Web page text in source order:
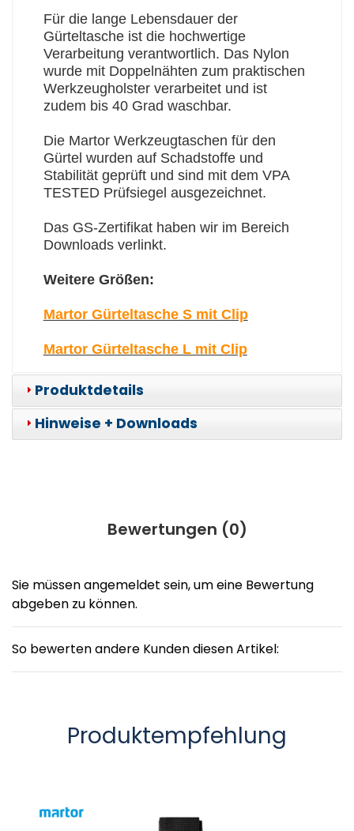
Für die lange Lebensdauer der
Gürteltasche ist die hochwertige
Verarbeitung verantwortlich. Das Nylon
wurde mit Doppelnähten zum praktischen
Werkzeugholster verarbeitet und ist
zudem bis 40 Grad waschbar.
Die Martor Werkzeugtaschen für den
Gürtel wurden auf Schadstoffe und
Stabilität geprüft und sind mit dem VPA
TESTED Prüfsiegel ausgezeichnet.
Das GS-Zertifikat haben wir im Bereich
Downloads verlinkt.
Weitere Größen:
Martor Gürteltasche S mit Clip
Martor Gürteltasche L mit Clip
Produktdetails
Hinweise + Downloads
Bewertungen (0)
Sie müssen angemeldet sein, um eine Bewertung
abgeben zu können.
So bewerten andere Kunden diesen Artikel:
Produktempfehlung